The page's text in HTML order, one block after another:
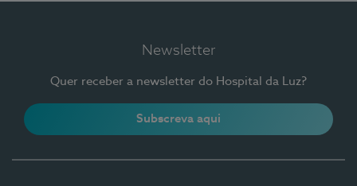
Newsletter
Quer receber a newsletter do Hospital da Luz?
Subscreva aqui